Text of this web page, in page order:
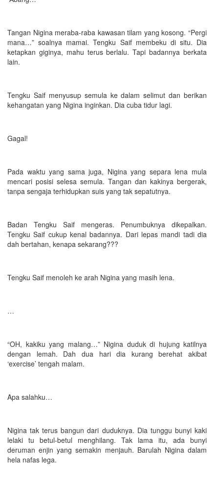
Tangan Nigina meraba-raba kawasan tilam yang kosong. “Pergi
mana…” soalnya mamai. Tengku Saif membeku di situ. Dia
ketapkan giginya, mahu terus berlalu. Tapi badannya berkata
lain.
Tengku Saif menyusup semula ke dalam selimut dan berikan
kehangatan yang Nigina inginkan. Dia cuba tidur lagi.
Gagal!
Pada waktu yang sama juga, Nigina yang separa lena mula
mencari posisi selesa semula. Tangan dan kakinya bergerak,
tanpa sengaja terhidupkan suis yang tak sepatutnya.
Badan Tengku Saif mengeras. Penumbuknya dikepalkan.
Tengku Saif cukup kenal badannya. Dari lepas mandi tadi dia
dah bertahan, kenapa sekarang???
Tengku Saif menoleh ke arah Nigina yang masih lena.
…
“OH, kakiku yang malang…” Nigina duduk di hujung katilnya
dengan lemah. Dah dua hari dia kurang berehat akibat
‘exercise’ tengah malam.
Apa salahku…
Nigina tak terus bangun dari duduknya. Dia tunggu bunyi kaki
lelaki tu betul-betul menghilang. Tak lama itu, ada bunyi
deruman enjin yang semakin menjauh. Barulah Nigina dalam
hela nafas lega.